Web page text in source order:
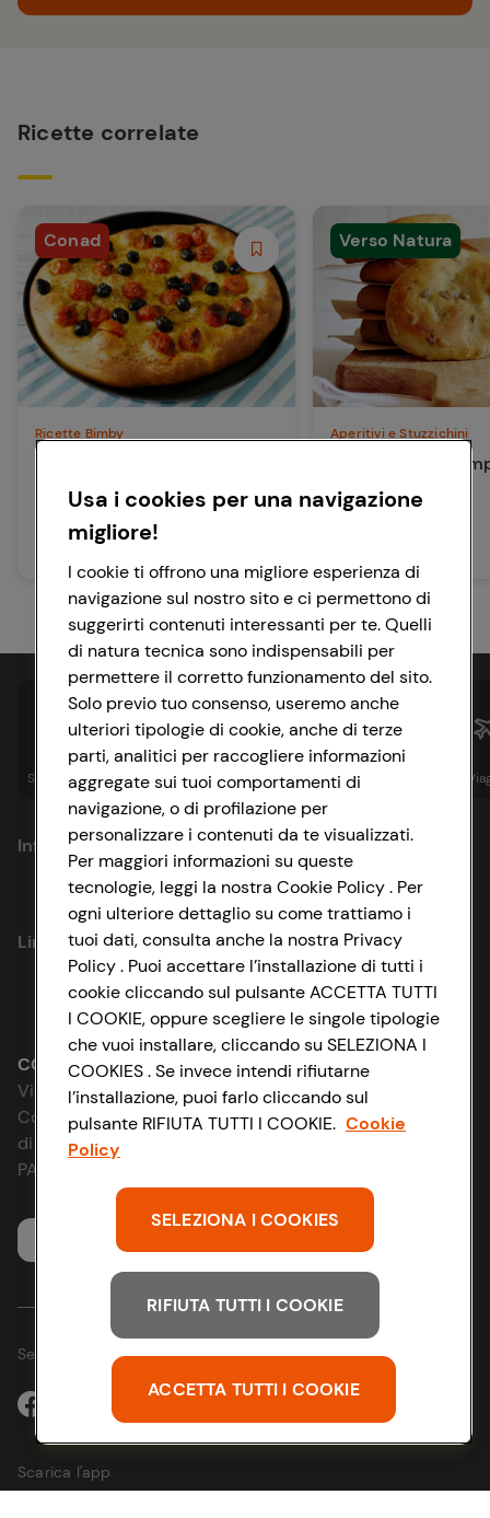
Ricette correlate
Conad
Ricette Bimby
Bimby
Verso Natura
Aperitivi e Stuzzichini
Focaccia senza
Spesa online Assicurazioni Sapori& Istituzionale
Informazioni
Privacy Policy
Cookie Policy
Impostazioni Cookie
Accessibilità
D&I e Parità di Genere
Strategia Fiscale
Link utili
Lavora con noi
Le cooperative
News & Approfondimenti
Richiami prodotto
Whistleblowing
CONAD SOCIETÀ COOPERATIVA
Via Michelino, 59 | 40127 BOLOGNA
Codice Fiscale e Registro Imprese
di Bologna 00865960157
PARTITA IVA 03320960374
Seguici sui Social:
Scarica l'app
Usa i cookies per una navigazione
migliore!
I cookie ti offrono una migliore esperienza di
navigazione sul nostro sito e ci permettono di
suggerirti contenuti interessanti per te. Quelli
di natura tecnica sono indispensabili per
permettere il corretto funzionamento del sito.
Solo previo tuo consenso, useremo anche
ulteriori tipologie di cookie, anche di terze
parti, analitici per raccogliere informazioni
aggregate sui tuoi comportamenti di
navigazione, o di profilazione per
personalizzare i contenuti da te visualizzati.
Per maggiori informazioni su queste
tecnologie, leggi la nostra Cookie Policy . Per
ogni ulteriore dettaglio su come trattiamo i
tuoi dati, consulta anche la nostra Privacy
Policy . Puoi accettare l’installazione di tutti i
cookie cliccando sul pulsante ACCETTA TUTTI
I COOKIE, oppure scegliere le singole tipologie
che vuoi installare, cliccando su SELEZIONA I
COOKIES . Se invece intendi rifiutarne
l’installazione, puoi farlo cliccando sul
pulsante RIFIUTA TUTTI I COOKIE. Cookie
Policy
SELEZIONA I COOKIES
RIFIUTA TUTTI I COOKIE
ACCETTA TUTTI I COOKIE